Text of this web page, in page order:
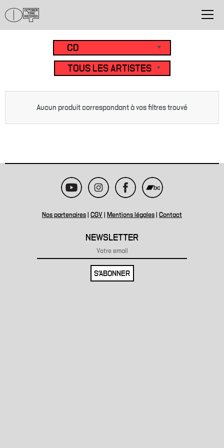
Aucun produit correspondant à vos filtres trouvé
Nos partenaires CGV Mentions légales Contact
NEWSLETTER
S'ABONNER